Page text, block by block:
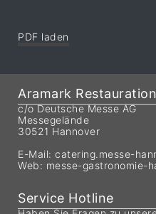
PDF laden
Aramark
c/o Deutsche Messe AG
Messegelände
30521 Hannover
E-Mail: catering.messe-
Web: messe-gastronomie-
Service Hotline